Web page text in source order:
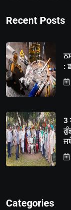
Recent Posts
:
3
Categories